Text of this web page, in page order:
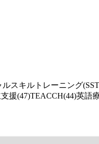
ルスキルトレーニング
援(47)TEACCH(44)英語